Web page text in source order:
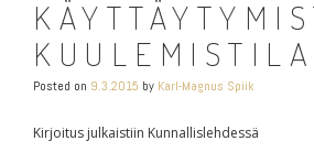
Posted on 9.3.2015 by Karl-Magnus Spiik
Kirjoitus julkaistiin Kunnallislehdessä